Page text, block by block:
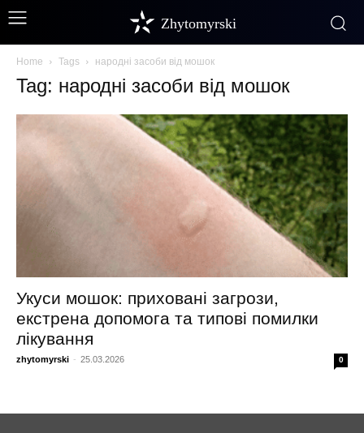
Zhytomyrski
Home Tags народні засоби від мошок
Tag: народні засоби від мошок
Укуси мошок: приховані загрози,
екстрена допомога та типові помилки
лікування
zhytomyrski - 25.03.2026 0